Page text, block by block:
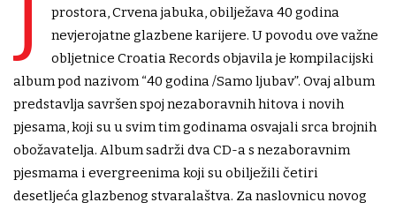
prostora, Crvena jabuka, obilježava 40 godina
nevjerojatne glazbene karijere. U povodu ove važne
obljetnice Croatia Records objavila je kompilacijski
album pod nazivom “40 godina /Samo ljubav”. Ovaj album
predstavlja savršen spoj nezaboravnih hitova i novih
pjesama, koji su u svim tim godinama osvajali srca brojnih
obožavatelja. Album sadrži dva CD-a s nezaboravnim
pjesmama i evergreenima koji su obilježili četiri
desetljeća glazbenog stvaralaštva. Za naslovnicu novog